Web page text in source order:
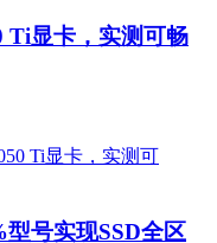
Ti显卡，实测可畅
号实现SSD全区